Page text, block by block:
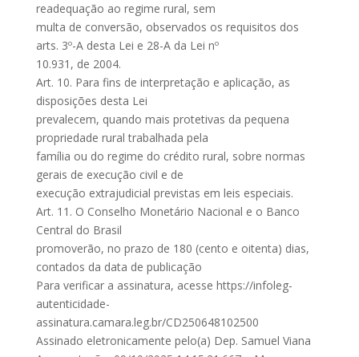
readequação ao regime rural, sem
multa de conversão, observados os requisitos dos
arts. 3º-A desta Lei e 28-A da Lei nº
10.931, de 2004.
Art. 10. Para fins de interpretação e aplicação, as
disposições desta Lei
prevalecem, quando mais protetivas da pequena
propriedade rural trabalhada pela
família ou do regime do crédito rural, sobre normas
gerais de execução civil e de
execução extrajudicial previstas em leis especiais.
Art. 11. O Conselho Monetário Nacional e o Banco
Central do Brasil
promoverão, no prazo de 180 (cento e oitenta) dias,
contados da data de publicação
Para verificar a assinatura, acesse https://infoleg-
autenticidade-
assinatura.camara.leg.br/CD250648102500
Assinado eletronicamente pelo(a) Dep. Samuel Viana